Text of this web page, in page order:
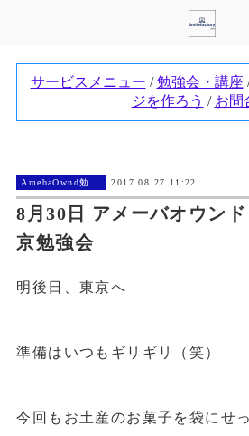
2017.08.27 11:22
8月30日 アメーバオウン
京勉強会
明後日、東京へ
準備はいつもギリギリ（笑）
今回もお土産のお菓子を袋にせ